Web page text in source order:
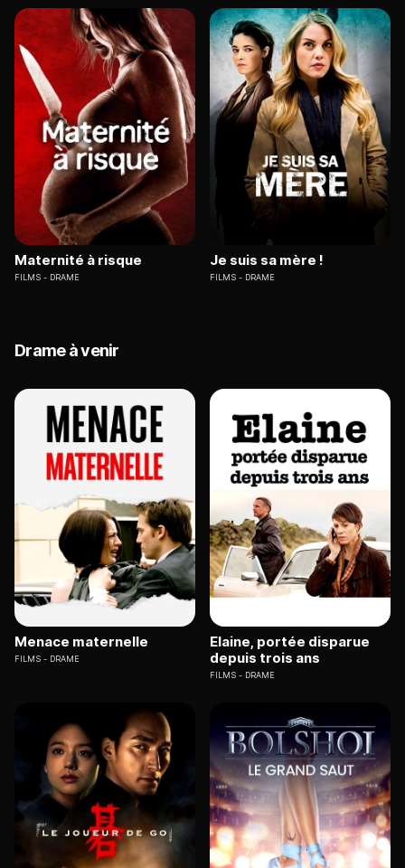
Maternité à risque
FILMS DRAME
Je suis sa mère !
FILMS DRAME
Drame à venir
Menace maternelle
FILMS DRAME
Elaine, portée disparue
depuis trois ans
FILMS DRAME